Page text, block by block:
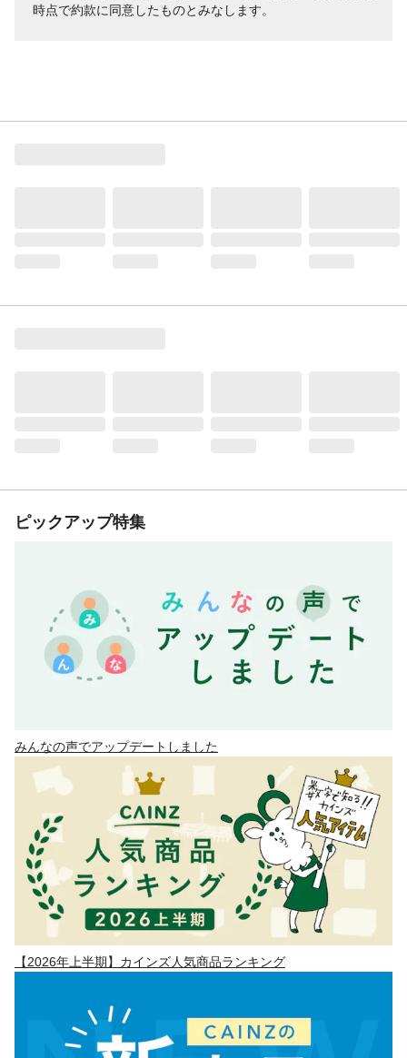
時点で約款に同意したものとみなします。
ピックアップ特集
みんなの声でアップデートしました
【2026年上半期】カインズ人気商品ランキング